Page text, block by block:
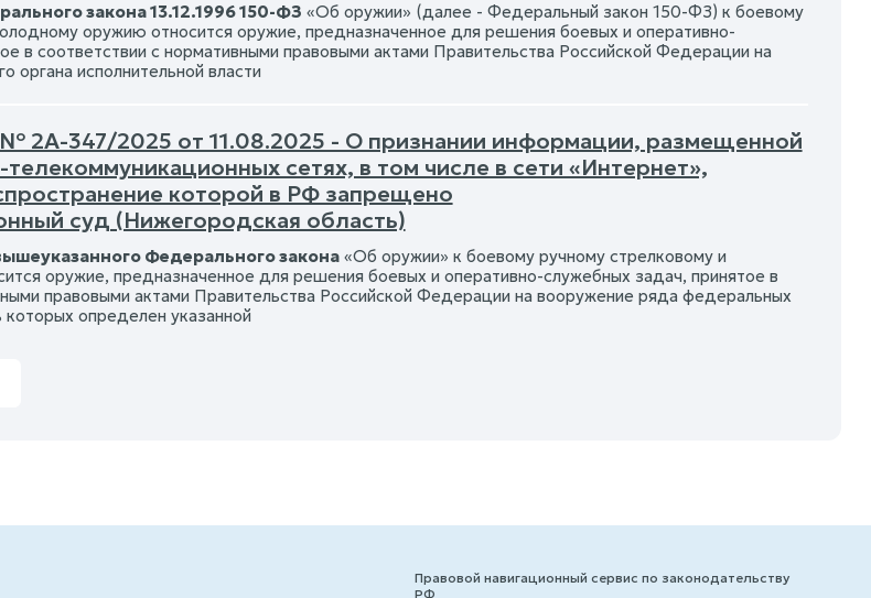
закона 13.12.1996 150-ФЗ «Об оружии» (далее - Федеральный закон 150-ФЗ) к боевому
оружию относится оружие, предназначенное для решения боевых и оперативно-
в соответствии с нормативными правовыми актами Правительства Российской Федерации на
органа исполнительной власти
2А-347/2025 от 11.08.2025 - О признании информации, размещенной
сетях, в том числе в сети «Интернет»,
которой в РФ запрещено
суд (Нижегородская область)
Федерального закона«Об оружии» к боевому ручному стрелковому и
оружие, предназначенное для решения боевых и оперативно-служебных задач, принятое в
правовыми актами Правительства Российской Федерации на вооружение ряда федеральных
которых определен указанной
Правовой навигационный сервис по законодательству
РФ